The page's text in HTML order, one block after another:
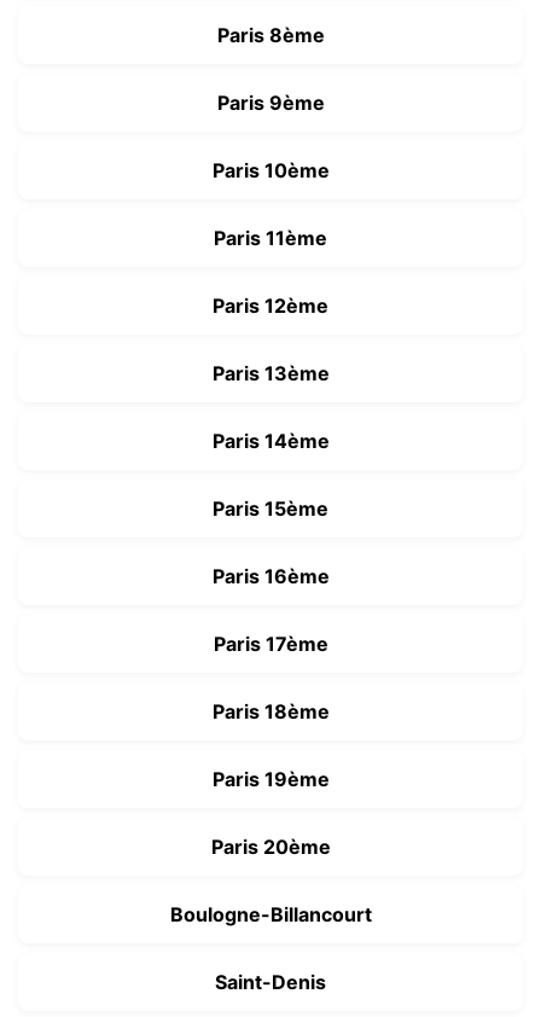
Paris 8ème
Paris 9ème
Paris 10ème
Paris 11ème
Paris 12ème
Paris 13ème
Paris 14ème
Paris 15ème
Paris 16ème
Paris 17ème
Paris 18ème
Paris 19ème
Paris 20ème
Boulogne-Billancourt
Saint-Denis